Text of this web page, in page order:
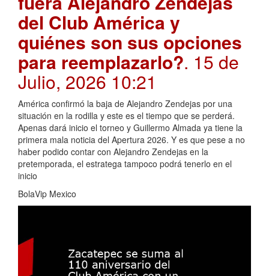
del Club América y
quiénes son sus opciones
para reemplazarlo?. 15 de
Julio, 2026 10:21
América confirmó la baja de Alejandro Zendejas por una
situación en la rodilla y este es el tiempo que se perderá.
Apenas dará inicio el torneo y Guillermo Almada ya tiene la
primera mala noticia del Apertura 2026. Y es que pese a no
haber podido contar con Alejandro Zendejas en la
pretemporada, el estratega tampoco podrá tenerlo en el
inicio
BolaVip Mexico